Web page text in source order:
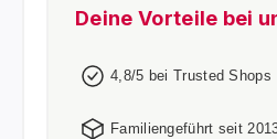
Deine Vorteile bei
4,8/5 bei Trusted Shops
Familiengeführt seit